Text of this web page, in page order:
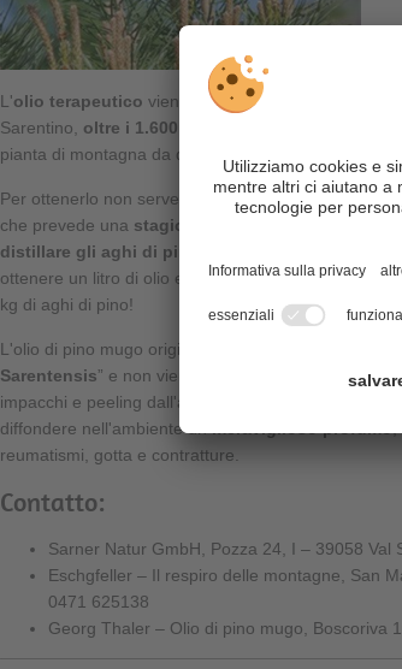
L'olio terapeutico viene ottenuto dal
Sarentino, oltre i 1.600 m di quota
pianta di montagna da dove viene estratto il prezioso
Per ottenerlo non serve solo il pino mugo, ma
che prevede una stagione di raccolto ben precisa
distillare gli aghi di pino
ottenere un litro di olio essenziale occorre
kg di aghi di pino!
L'olio di pino mugo originale della Val Sarentino è
Sarentensis” e non viene impiegato solo per
impacchi e peeling dall'aroma rilassante. Ne
diffondere nell'ambiente un
reumatismi, gotta e contratture.
Contatto:
Sarner Natur GmbH, Pozza 24, I – 39058 Val
Eschgfeller – Il respiro delle montagne, San
0471 625138
Georg Thaler – Olio di pino mugo, Boscoriva